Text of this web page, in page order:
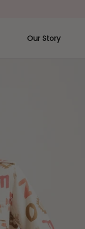
Our Story